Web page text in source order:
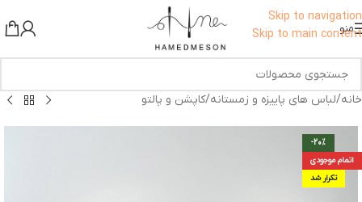
Skip to navigation
Skip to main content
برای اطلاع از تخفیف ها به کانال ما در بله بپیوندید!
منو
خانه/لباس های پاییزه و زمستانه/کاپشن و پالتو
-20%
اتمام موجودی
تکرار شد